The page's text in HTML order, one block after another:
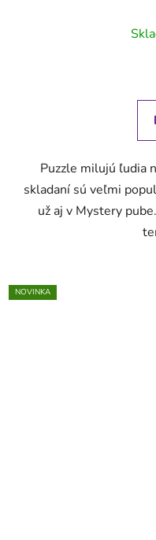
Puzzle milujú ľudia
skladaní sú veľmi
už aj v Mystery
NOVINKA